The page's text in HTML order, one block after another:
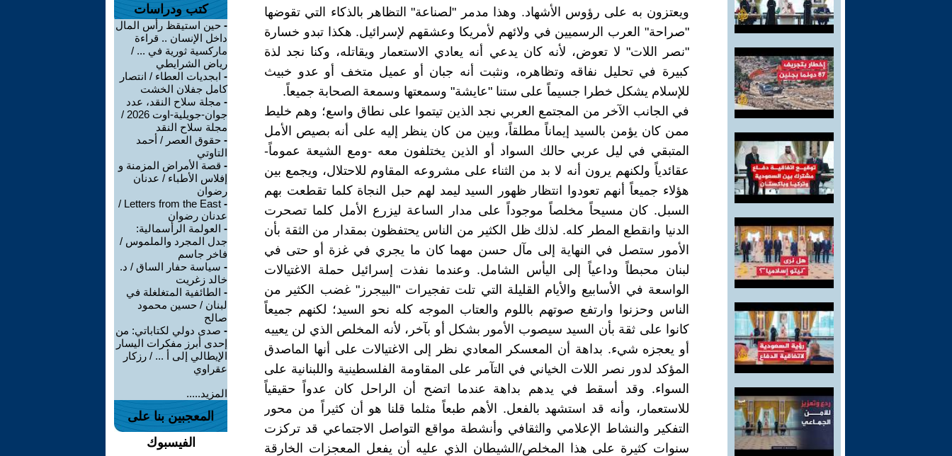
ويعتزون به على رؤوس الأشهاد. وهذا مدمر "لصناعة" التظاهر بالذكاء التي تقوضها
"صراحة" العرب الرسميين في ولائهم لأمريكا وعشقهم لإسرائيل. هكذا تبدو خسارة
"نصر اللات" لا تعوض، لأنه كان يدعي أنه يعادي الاستعمار ويقاتله، وكنا نجد لذة
كبيرة في تحليل نفاقه وتظاهره، ونثبت أنه جبان أو عميل متخف أو عدو خبيث
للإسلام يشكل خطرا جسيماً على ستنا "عايشة" وسمعتها وسمعة الصحابة جميعاً.
في الجانب الآخر من المجتمع العربي نجد الذين تيتموا على نطاق واسع؛ وهم خليط
ممن كان يؤمن بالسيد إيماناً مطلقاً، وبين من كان ينظر إليه على أنه بصيص الأمل
المتبقي في ليل عربي حالك السواد أو الذين يختلفون معه -ومع الشيعة عموماً-
عقائدياً ولكنهم يرون أنه لا بد من الثناء على مشروعه المقاوم للاحتلال، ويجمع بين
هؤلاء جميعاً أنهم تعودوا انتظار ظهور السيد ليمد لهم حبل النجاة كلما تقطعت بهم
السبل. كان مسيحاً مخلصاً موجوداً على مدار الساعة ليزرع الأمل كلما تصحرت
الدنيا وانقطع المطر كله. لذلك ظل الكثير من الناس يحتفظون بمقدار من الثقة بأن
الأمور ستصل في النهاية إلى مآل حسن مهما كان ما يجري في غزة أو حتى في
لبنان محبطاً وداعياً إلى اليأس الشامل. وعندما نفذت إسرائيل حملة الاغتيالات
الواسعة في الأسابيع والأيام القليلة التي تلت تفجيرات "البيجرز" غضب الكثير من
الناس وحزنوا وارتفع صوتهم باللوم والعتاب الموجه كله نحو السيد؛ لكنهم جميعاً
كانوا على ثقة بأن السيد سيصوب الأمور بشكل أو بآخر، لأنه المخلص الذي لن يعييه
أو يعجزه شيء. بداهة أن المعسكر المعادي نظر إلى الاغتيالات على أنها الماصدق
المؤكد لدور نصر اللات الخياني في التآمر على المقاومة الفلسطينية واللبنانية على
السواء. وقد أسقط في يدهم بداهة عندما اتضح أن الراحل كان عدواً حقيقياً
للاستعمار، وأنه قد استشهد بالفعل. الأهم طبعاً مثلما قلنا هو أن كثيراً من محور
التفكير والنشاط الإعلامي والثقافي وأنشطة مواقع التواصل الاجتماعي قد تركزت
سنوات كثيرة على هذا المخلص/الشيطان الذي عليه أن يفعل المعجزات الخارقة
كتب ودراسات
- حين استيقظ رأس المال
داخل الإنسان .. قراءة
ماركسية ثورية في ... /
رياض الشرايطي
- ابجديات العطاء / انتصار
كامل جفلان الخشت
- مجلة سلاح النقد، عدد
جوان-جويلية-اوت 2026 /
مجلة سلاح النقد
- حقوق العصر / أحمد
التاوتي
- قصة الأمراض المزمنة و
إفلاس الأطباء / عدنان
رضوان
-
Letters from the East /
عدنان رضوان
- العولمة الرأسمالية:
جدل المجرد والملموس /
فاخر جاسم
- سياسة حفار الساق / د.
خالد زغريت
- الطائفية المتغلغلة في
لبنان / حسين محمود
صالح
- صدى دولي لكتاباتي: من
إحدى أبرز مفكرات اليسار
الإيطالي إلى أ ... / رزكار
عقراوي
المزيد.....
المعجبين بنا على
الفيسبوك